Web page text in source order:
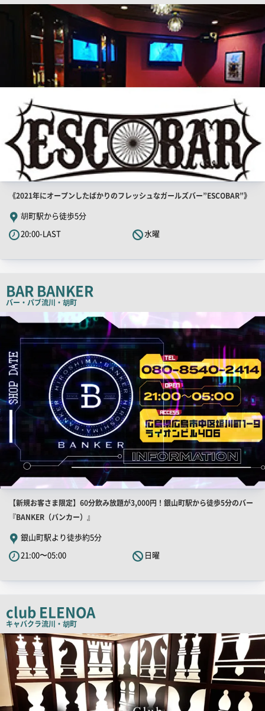
店
店
舗
PR
キ
コ
ー
《2021年にオープンしたばかりのフレッシュなガールズバー”ESCOBAR”》
胡町駅から徒歩5分
20:00-LAST
水曜
BAR BANKER
バー・パブ流川・胡町
店
店
舗
PR
キ
ャ
ピ
ー
【新規お客さま限定】60分飲み放題が3,000円！銀山町駅から徒歩5分のバー
『BANKER（バンカー）』
銀山町駅より徒歩約5分
21:00〜05:00
日曜
club ELENOA
キャバクラ流川・胡町
店
舗
PR
画
像